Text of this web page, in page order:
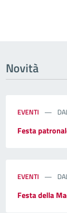
Novità
EVENTI
Festa
EVENTI
Festa della